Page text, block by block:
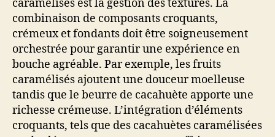
caramélisés est la gestion des textures. La
combinaison de composants croquants,
crémeux et fondants doit être soigneusement
orchestrée pour garantir une expérience en
bouche agréable. Par exemple, les fruits
caramélisés ajoutent une douceur moelleuse
tandis que le beurre de cacahuète apporte une
richesse crémeuse. L’intégration d’éléments
croquants, tels que des cacahuètes caramélisées